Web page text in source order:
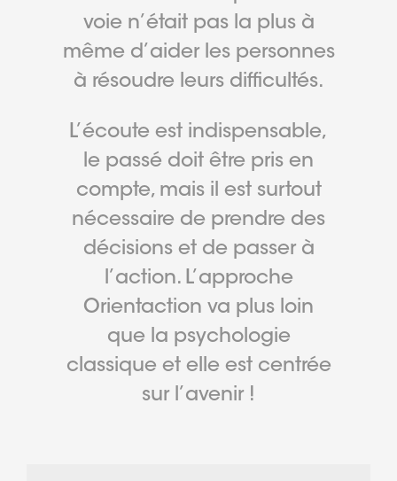
voie n’était pas la plus à
même d’aider les personnes
à résoudre leurs difficultés.
L’écoute est indispensable,
le passé doit être pris en
compte, mais il est surtout
nécessaire de prendre des
décisions et de passer à
l’action. L’approche
Orientaction va plus loin
que la psychologie
classique et elle est centrée
sur l’avenir !